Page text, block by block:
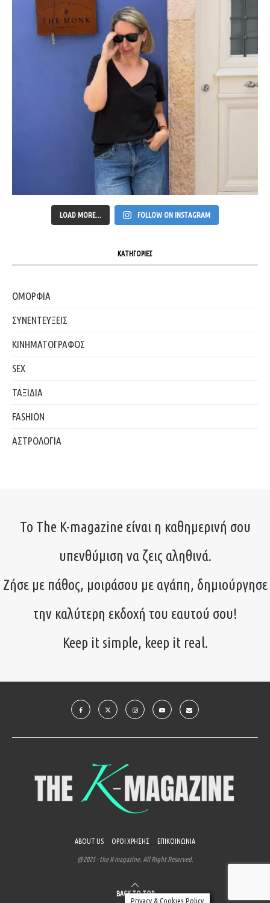
LOAD MORE... FOLLOW ON INSTAGRAM
ΚΑΤΗΓΟΡΙΕΣ
ΟΜΟΡΦΙΑ
ΣΥΝΕΝΤΕΥΞΕΙΣ
ΚΙΝΗΜΑΤΟΓΡΑΦΟΣ
SEX
ΤΑΞΙΔΙΑ
FASHION
ΑΣΤΡΟΛΟΓΙΑ
Το The K-magazine είναι η καθημερινή σου
υπενθύμιση να ζεις αληθινά.
Ζήσε με πάθος, μοιράσου με αγάπη, δημιούργησε
την καλύτερη εκδοχή του εαυτού σου!
Keep it simple, keep it real.
ABOUT US ΟΡΟΙ ΧΡΗΣΗΣ ΕΠΙΚΟΙΝΩΝΙΑ
@2025 - the K-magazine. All Right Reserved.
BACK TO TOP
Privacy & Cookies Policy